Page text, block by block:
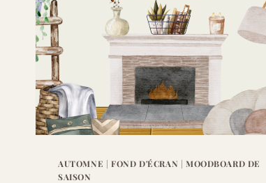
AUTOMNE | FOND D'ÉCRAN | MOODBOARD DE
SAISON